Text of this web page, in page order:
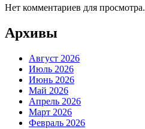
Нет комментариев для просмотра.
Архивы
Август 2026
Июль 2026
Июнь 2026
Май 2026
Апрель 2026
Март 2026
Февраль 2026